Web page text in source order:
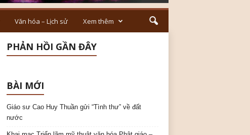
Văn hóa – Lịch sử Xem thêm
PHẢN HỒI GẦN ĐÂY
BÀI MỚI
Giáo sư Cao Huy Thuần gửi “Tình thư” về đất
nước